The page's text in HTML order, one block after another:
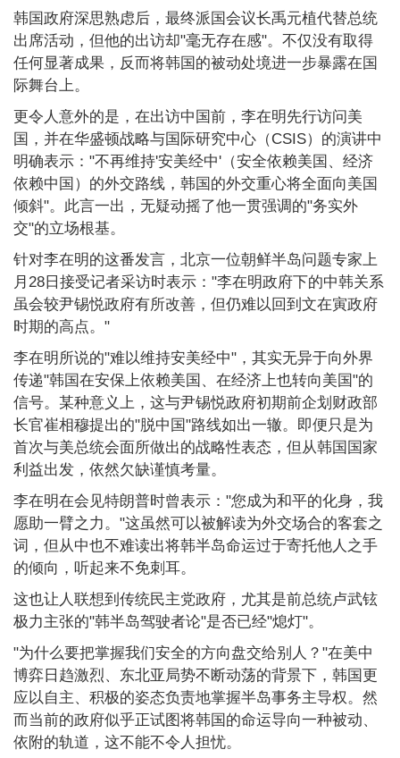
韩国政府深思熟虑后，最终派国会议长禹元植代替总统
出席活动，但他的出访却"毫无存在感"。不仅没有取得
任何显著成果，反而将韩国的被动处境进一步暴露在国
际舞台上。
更令人意外的是，在出访中国前，李在明先行访问美
国，并在华盛顿战略与国际研究中心（CSIS）的演讲中
明确表示："不再维持'安美经中'（安全依赖美国、经济
依赖中国）的外交路线，韩国的外交重心将全面向美国
倾斜"。此言一出，无疑动摇了他一贯强调的"务实外
交"的立场根基。
针对李在明的这番发言，北京一位朝鲜半岛问题专家上
月28日接受记者采访时表示："李在明政府下的中韩关系
虽会较尹锡悦政府有所改善，但仍难以回到文在寅政府
时期的高点。"
李在明所说的"难以维持安美经中"，其实无异于向外界
传递"韩国在安保上依赖美国、在经济上也转向美国"的
信号。某种意义上，这与尹锡悦政府初期前企划财政部
长官崔相穆提出的"脱中国"路线如出一辙。即便只是为
首次与美总统会面所做出的战略性表态，但从韩国国家
利益出发，依然欠缺谨慎考量。
李在明在会见特朗普时曾表示："您成为和平的化身，我
愿助一臂之力。"这虽然可以被解读为外交场合的客套之
词，但从中也不难读出将韩半岛命运过于寄托他人之手
的倾向，听起来不免刺耳。
这也让人联想到传统民主党政府，尤其是前总统卢武铉
极力主张的"韩半岛驾驶者论"是否已经"熄灯"。
"为什么要把掌握我们安全的方向盘交给别人？"在美中
博弈日趋激烈、东北亚局势不断动荡的背景下，韩国更
应以自主、积极的姿态负责地掌握半岛事务主导权。然
而当前的政府似乎正试图将韩国的命运导向一种被动、
依附的轨道，这不能不令人担忧。